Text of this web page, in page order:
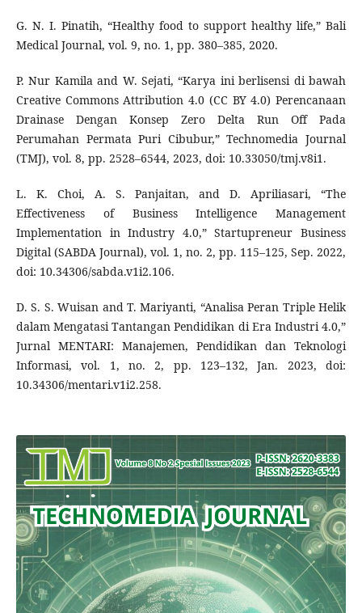
G. N. I. Pinatih, “Healthy food to support healthy life,” Bali
Medical Journal, vol. 9, no. 1, pp. 380–385, 2020.
P. Nur Kamila and W. Sejati, “Karya ini berlisensi di bawah
Creative Commons Attribution 4.0 (CC BY 4.0) Perencanaan
Drainase Dengan Konsep Zero Delta Run Off Pada
Perumahan Permata Puri Cibubur,” Technomedia Journal
(TMJ), vol. 8, pp. 2528–6544, 2023, doi: 10.33050/tmj.v8i1.
L. K. Choi, A. S. Panjaitan, and D. Apriliasari, “The
Effectiveness of Business Intelligence Management
Implementation in Industry 4.0,” Startupreneur Business
Digital (SABDA Journal), vol. 1, no. 2, pp. 115–125, Sep. 2022,
doi: 10.34306/sabda.v1i2.106.
D. S. S. Wuisan and T. Mariyanti, “Analisa Peran Triple Helik
dalam Mengatasi Tantangan Pendidikan di Era Industri 4.0,”
Jurnal MENTARI: Manajemen, Pendidikan dan Teknologi
Informasi, vol. 1, no. 2, pp. 123–132, Jan. 2023, doi:
10.34306/mentari.v1i2.258.